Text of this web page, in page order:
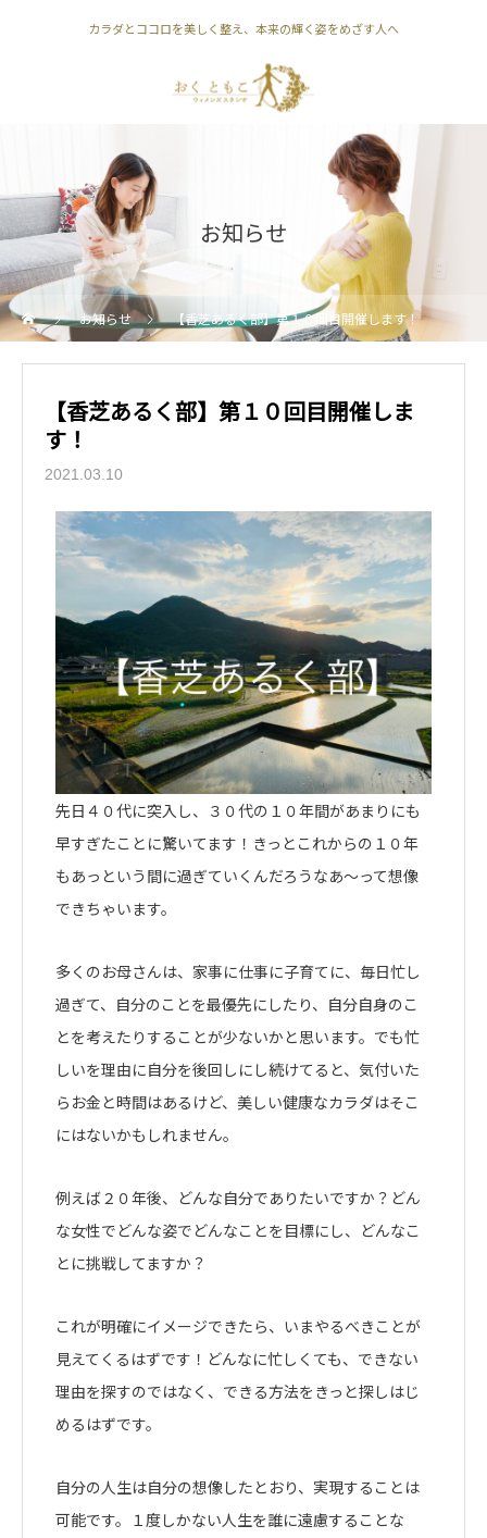
カラダとココロを美しく整え、本来の輝く姿をめざす人へ
お知らせ
お知らせ 【香芝あるく部】第１０回目開催します！
【香芝あるく部】第１０回目開催しま
す！
2021.03.10
先日４０代に突入し、３０代の１０年間があまりにも
早すぎたことに驚いてます！きっとこれからの１０年
もあっという間に過ぎていくんだろうなあ〜って想像
できちゃいます。
多くのお母さんは、家事に仕事に子育てに、毎日忙し
過ぎて、自分のことを最優先にしたり、自分自身のこ
とを考えたりすることが少ないかと思います。でも忙
しいを理由に自分を後回しにし続けてると、気付いた
らお金と時間はあるけど、美しい健康なカラダはそこ
にはないかもしれません。
例えば２０年後、どんな自分でありたいですか？どん
な女性でどんな姿でどんなことを目標にし、どんなこ
とに挑戦してますか？
これが明確にイメージできたら、いまやるべきことが
見えてくるはずです！どんなに忙しくても、できない
理由を探すのではなく、できる方法をきっと探しはじ
めるはずです。
自分の人生は自分の想像したとおり、実現することは
可能です。１度しかない人生を誰に遠慮することな